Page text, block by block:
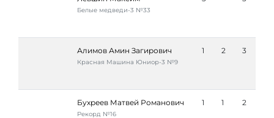
Белые медведи-3 №33
Алимов Амин Загирович
Красная Машина Юниор-3 №9
1 2 3
Бухреев Матвей Романович
Рекорд №16
1 1 2